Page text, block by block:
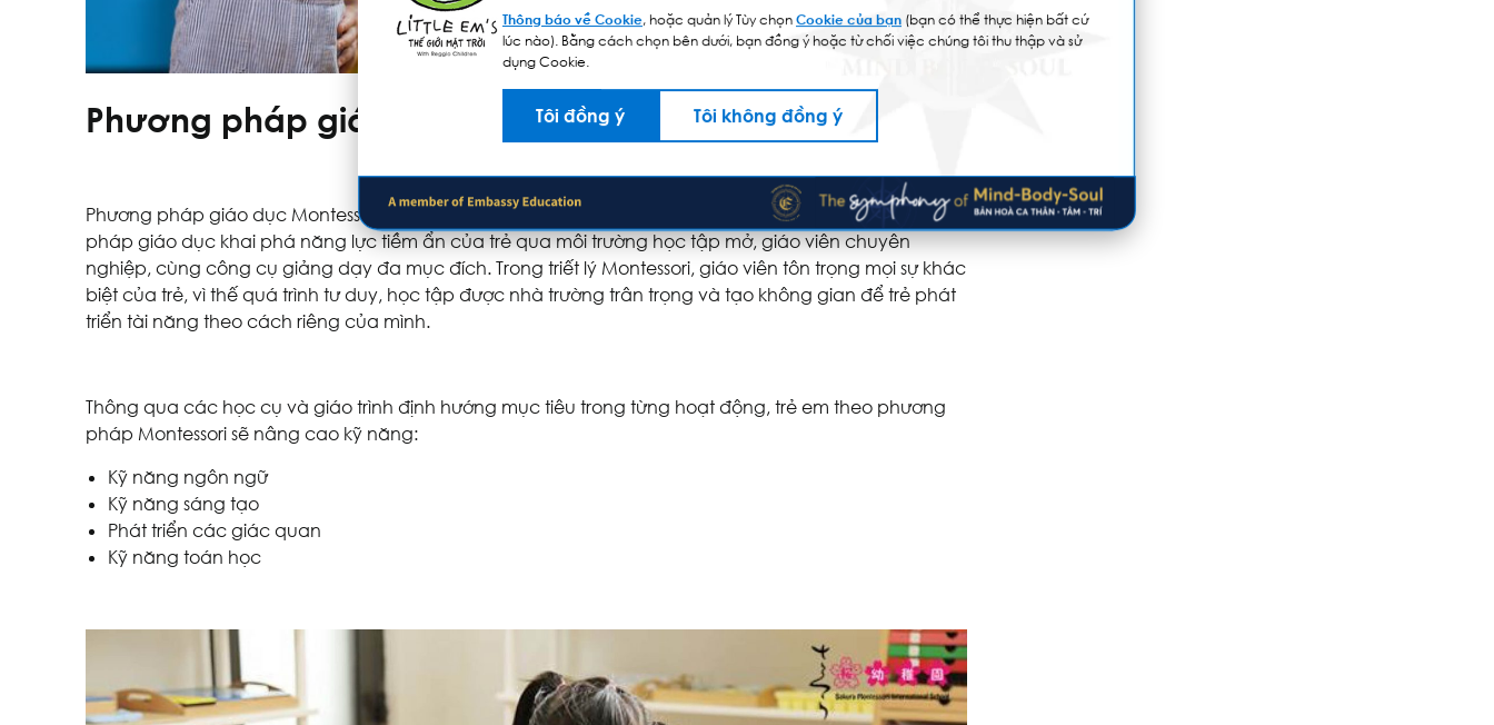
Phương pháp giáo dục mầm non Montessori
Phương pháp giáo dục Montessori được sáng lập bởi nhà giáo dục Maria Montessori, đây là phương
pháp giáo dục khai phá năng lực tiềm ẩn của trẻ qua môi trường học tập mở, giáo viên chuyên
nghiệp, cùng công cụ giảng dạy đa mục đích. Trong triết lý Montessori, giáo viên tôn trọng mọi sự khác
biệt của trẻ, vì thế quá trình tư duy, học tập được nhà trường trân trọng và tạo không gian để trẻ phát
triển tài năng theo cách riêng của mình.
Thông qua các học cụ và giáo trình định hướng mục tiêu trong từng hoạt động, trẻ em theo phương
pháp Montessori sẽ nâng cao kỹ năng:
Kỹ năng ngôn ngữ
Kỹ năng sáng tạo
Phát triển các giác quan
Kỹ năng toán học
Thông báo về Cookie, hoặc quản lý Tùy chọn Cookie của bạn (bạn có thể thực hiện bất cứ
lúc nào). Bằng cách chọn bên dưới, bạn đồng ý hoặc từ chối việc chúng tôi thu thập và sử
dụng Cookie.
Tôi đồng ý Tôi không đồng ý